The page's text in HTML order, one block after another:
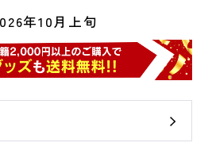
年10月上旬